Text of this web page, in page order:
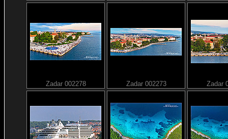
Zadar 002278 Zadar 002273 Zadar